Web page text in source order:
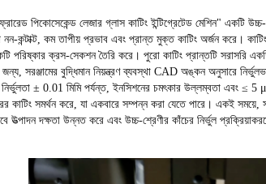
পিকোসেকেন্ড লেজার গ্লাস কাটিং ইন্টিগ্রেটেড মেশিন" একটি
নন-কন্টাক্ট, কম তাপীয় প্রভাব এবং প্রান্ত মুক্ত কাটিং অর্জন করে।
পরিষ্কার ক্রস-সেকশন তৈরি করে। পুরো কাটিং প্রান্তটি সরাসরি
সরঞ্জামের বুদ্ধিমান নিয়ন্ত্রণ ব্যবস্থা CAD অঙ্কন অনুসারে
নির্ভুলতা ± 0.01 মিমি পর্যন্ত, ইনসিশনের চমৎকার উল্লম্বতা এবং ≤
কাটিং সমর্থন করে, যা একবারে সম্পন্ন করা যেতে পারে। একই সময়ে,
উত্পাদন দক্ষতা উন্নত করে এবং উচ্চ-শ্রেণীর কাঁচের নির্ভুল